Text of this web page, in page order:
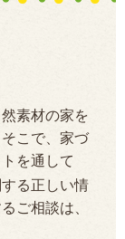
素材の家を
こで、家づ
を通して
る正しい情
ご相談は、